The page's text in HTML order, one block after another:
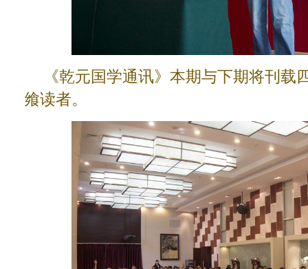
《乾元国学通讯》本期与下期将刊
飨读者。